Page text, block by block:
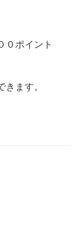
０ポイント
ます。